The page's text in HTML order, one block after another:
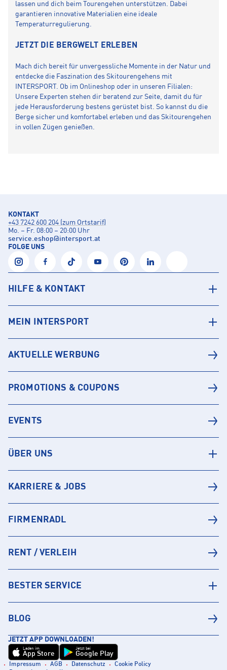
lassen und dich beim Tourengehen unterstützen. Dabei
garantieren innovative Materialien eine ideale
Temperaturregulierung.
JETZT DIE BERGWELT ERLEBEN
Mach dich bereit für unvergessliche Momente in der Natur und
entdecke die Faszination des Skitourengehens mit
INTERSPORT. Ob im Onlineshop oder in unseren Filialen:
Unsere Experten stehen dir beratend zur Seite, damit du für
jede Herausforderung bestens gerüstet bist. So kannst du die
Berge sicher und komfortabel erleben und das Skitourengehen
in vollen Zügen genießen.
KONTAKT
+43 7242 600 204 (zum Ortstarif)
Mo. – Fr. 08:00 – 20:00 Uhr
service.eshop@intersport.at
FOLGE UNS
HILFE & KONTAKT
MEIN INTERSPORT
AKTUELLE WERBUNG
PROMOTIONS & COUPONS
EVENTS
ÜBER UNS
KARRIERE & JOBS
FIRMENRADL
RENT / VERLEIH
BESTER SERVICE
BLOG
JETZT APP DOWNLOADEN!
Laden im
App Store
Jetzt bei
Google Play
Impressum AGB Datenschutz
Cookie Policy